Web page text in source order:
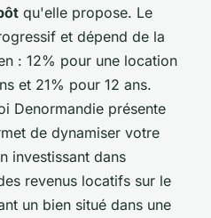
qu'elle propose. Le
et dépend de la
: 12% pour une location
et 21% pour 12 ans.
Denormandie présente
de dynamiser votre
investissant dans
revenus locatifs sur le
un bien situé dans une